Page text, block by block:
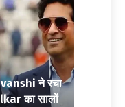
ने रचा
का सालों